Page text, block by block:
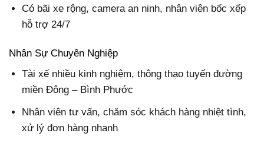
Có bãi xe rộng, camera an ninh, nhân viên bốc xếp
hỗ trợ 24/7
Nhân Sự Chuyên Nghiệp
Tài xế nhiều kinh nghiệm, thông thạo tuyến đường
miền Đông – Bình Phước
Nhân viên tư vấn, chăm sóc khách hàng nhiệt tình,
xử lý đơn hàng nhanh